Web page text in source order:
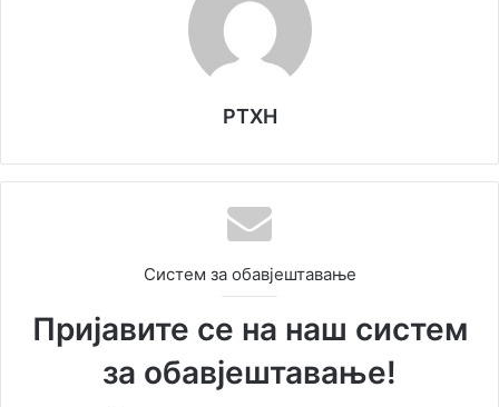
РТХН
Систем за обавјештавање
Пријавите се на наш систем
за обавјештавање!